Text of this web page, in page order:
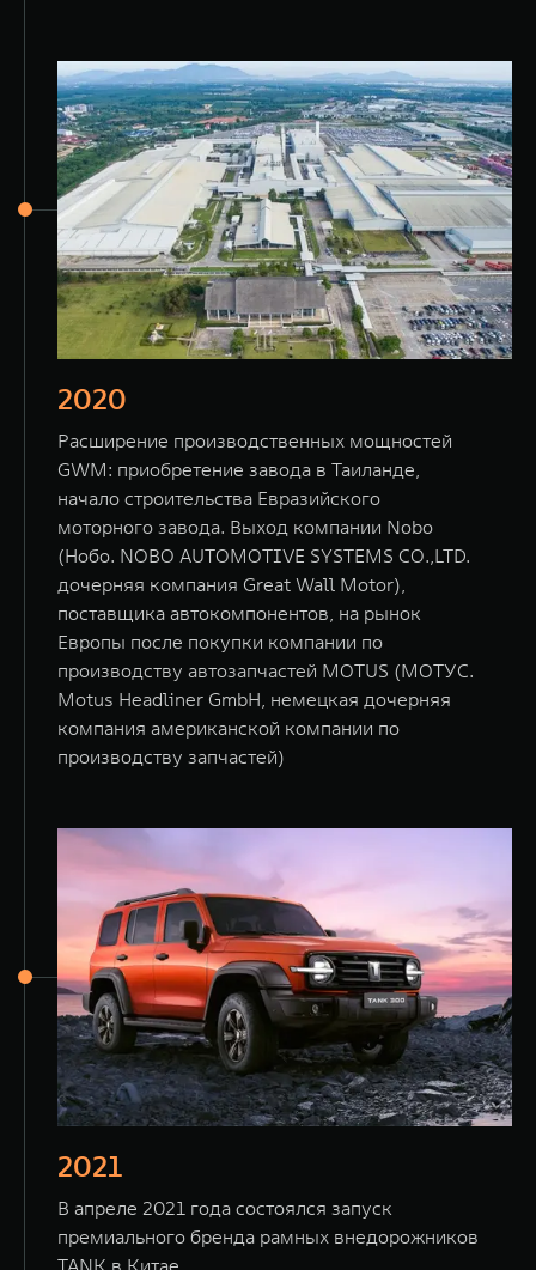
2020
Расширение производственных мощностей
GWM: приобретение завода в Таиланде,
начало строительства Евразийского
моторного завода. Выход компании Nobo
(Нобо. NOBO AUTOMOTIVE SYSTEMS CO.,LTD.
дочерняя компания Great Wall Motor),
поставщика автокомпонентов, на рынок
Европы после покупки компании по
производству автозапчастей MOTUS (МОТУС.
Motus Headliner GmbH, немецкая дочерняя
компания американской компании по
производству запчастей)
2021
В апреле 2021 года состоялся запуск
премиального бренда рамных внедорожников
TANK в Китае